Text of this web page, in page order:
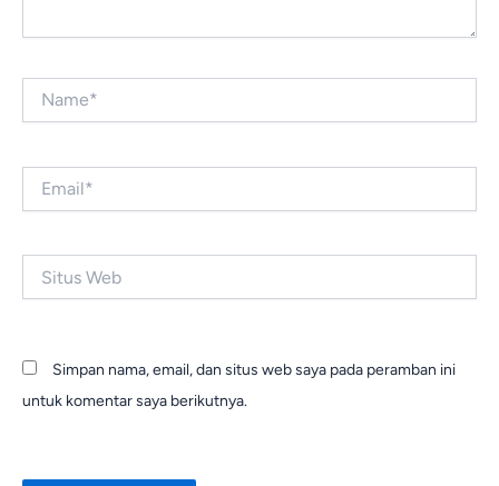
Web
Simpan nama, email, dan situs web saya pada peramban ini
untuk komentar saya berikutnya.